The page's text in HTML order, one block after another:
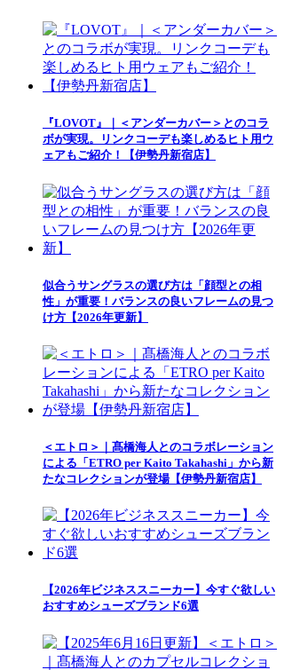
『LOVOT』｜＜アンダーカバー＞とのコラ
ボが実現。リンクコーデも楽しめるヒト用ウ
ェアもご紹介！【伊勢丹新宿店】
似合うサングラスの選び方は「顔型との相
性」が重要！バランスの良いフレームの見つ
け方【2026年更新】
＜エトロ＞｜髙橋海人とのコラボレーション
による「ETRO per Kaito Takahashi」から新
たなコレクションが登場【伊勢丹新宿店】
【2026年ビジネススニーカー】今すぐ欲しい
おすすめシューズブランド6選